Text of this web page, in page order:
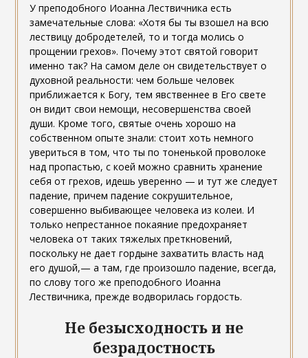
У преподобного Иоанна Лествичника есть
замечательные слова: «Хотя бы ты взошел на всю
лествицу добродетелей, то и тогда молись о
прощении грехов». Почему этот святой говорит
именно так? На самом деле он свидетельствует о
духовной реальности: чем больше человек
приближается к Богу, тем явственнее в Его свете
он видит свои немощи, несовершенства своей
души. Кроме того, святые очень хорошо на
собственном опыте знали: стоит хоть немного
увериться в том, что ты по тоненькой проволоке
над пропастью, с коей можно сравнить хранение
себя от грехов, идешь уверенно — и тут же следует
падение, причем падение сокрушительное,
совершенно выбивающее человека из колеи. И
только непрестанное покаяние предохраняет
человека от таких тяжелых преткновений,
поскольку не дает гордыне захватить власть над
его душой,— а там, где произошло падение, всегда,
по слову того же преподобного Иоанна
Лествичника, прежде водворилась гордость.
Не безысходность и не
безрадостность